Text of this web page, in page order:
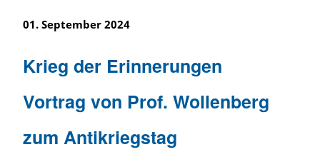
01. September 2024
Krieg der Erinnerungen
Vortrag von Prof. Wollenberg
zum Antikriegstag